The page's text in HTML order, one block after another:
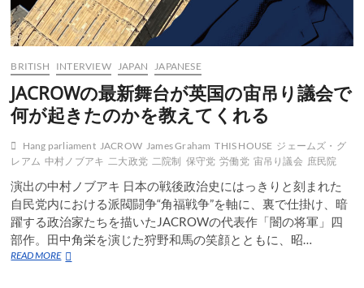
BRITISH INTERVIEW JAPAN JAPANESE
JACROWの最新舞台が英国の宙吊り議会で
何が起きたのかを教えてくれる
Hang parliament JACROW James Graham THIS HOUSE ジェームズ・グ
レアム 中村ノブアキ 二大政党 二院制 保守党 労働党 宙吊り議会 庶民院
演出の中村ノブアキ 日本の戦後政治史にはっきりと刻まれた
自民党内における派閥闘争“角福戦争”を軸に、裏で仕掛け、暗
躍する政治家たちを描いたJACROWの代表作「闇の将軍」四
部作。田中角栄を演じた狩野和馬の笑顔とともに、昭…
READ MOREJACROW